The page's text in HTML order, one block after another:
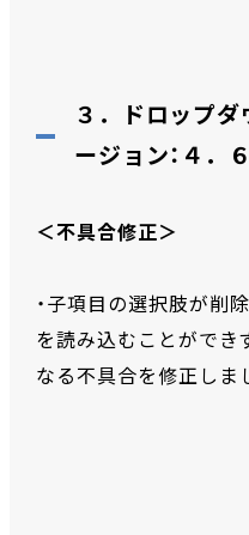
３．ドロップダ
ージョン：４．６
＜不具合修正＞
・子項目の選択肢が削
を読み込むことができ
なる不具合を修正しま